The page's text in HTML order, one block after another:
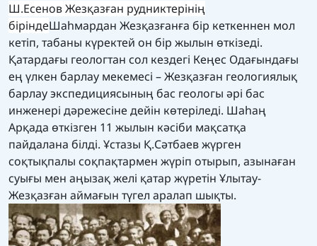
Ш.Есенов Жезқазған рудниктерінің
біріндеШаһмардан Жезқазғанға бір кеткеннен мол
кетіп, табаны күректей он бір жылын өткізеді.
Қатардағы геологтан сол кездегі Кеңес Одағындағы
ең үлкен барлау мекемесі – Жезқазған геологиялық
барлау экспедициясының бас геологы әрі бас
инженері дәрежесіне дейін көтеріледі. Шаһаң
Арқада өткізген 11 жылын кәсіби мақсатқа
пайдалана білді. Ұстазы Қ.Сәтбаев жүрген
соқтықпалы соқпақтармен жүріп отырып, азынаған
суығы мен аңызақ желі қатар жүретін Ұлытау-
Жезқазған аймағын түгел аралап шықты.